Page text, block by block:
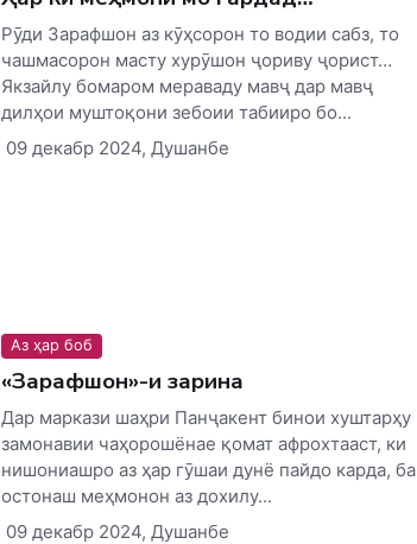
Рӯди Зарафшон аз кӯҳсорон то водии сабз, то
чашмасорон масту хурӯшон ҷориву ҷорист…
Якзайлу бомаром мераваду мавҷ дар мавҷ
дилҳои муштоқони зебоии табииро бо...
09 декабр 2024, Душанбе
Аз ҳар боб
«Зарафшон»-и зарина
Дар маркази шаҳри Панҷакент бинои хуштарҳу
замонавии чаҳорошёнае қомат афрохтааст, ки
нишониашро аз ҳар гӯшаи дунё пайдо карда, ба
остонаш меҳмонон аз дохилу...
09 декабр 2024, Душанбе